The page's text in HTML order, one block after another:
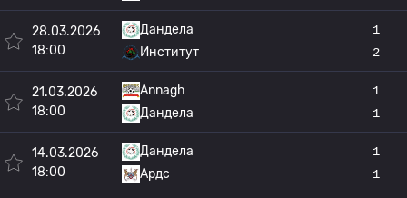
28.03.2026
18:00
Дандела
Институт
1
2
21.03.2026
18:00
Annagh
Дандела
1
1
14.03.2026
18:00
Дандела
Ардс
1
1